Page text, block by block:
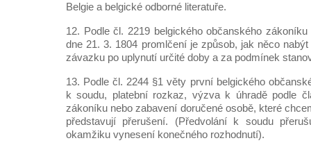
Belgie a belgické odborné literatuře.
12. Podle čl. 2219 belgického občanského
dne 21. 3. 1804 promlčení je způsob, jak něco
závazku po uplynutí určité doby a za podmínek
13. Podle čl. 2244 §1 věty první belgického
k soudu, platební rozkaz, výzva k úhradě podle
zákoníku nebo zabavení doručené osobě, které
představují přerušení. (Předvolání k soudu
okamžiku vynesení konečného rozhodnutí).